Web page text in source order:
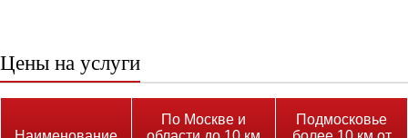
Цены на услуги
По Москве и
Подмосковье